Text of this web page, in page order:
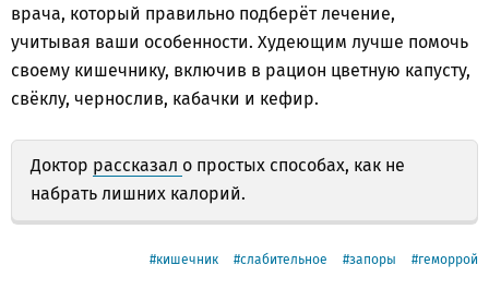
врача, который правильно подберёт лечение,
учитывая ваши особенности. Худеющим лучше помочь
своему кишечнику, включив в рацион цветную капусту,
свёклу, чернослив, кабачки и кефир.
Доктор рассказал о простых способах, как не
набрать лишних калорий.
кишечник слабительное запоры геморрой